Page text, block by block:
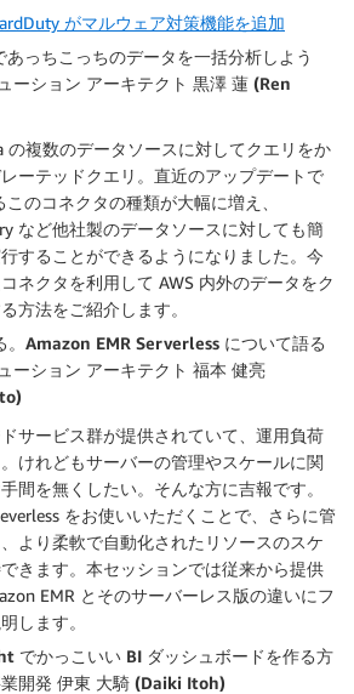
がマルウェア対策機能を追加
っちこっちのデータを一括分析しよう
ーション アーキテクト 黒澤 蓮 (Ren
の複数のデータソースに対してクエリをか
ーテッドクエリ。直近のアップデートで
このコネクタの種類が大幅に増え、
など他社製のデータソースに対しても簡
することができるようになりました。今
ネクタを利用して AWS 内外のデータをク
方法をご紹介します。
。Amazon EMR Serverless について語る
ーション アーキテクト 福本 健亮
サービス群が提供されていて、運用負荷
けれどもサーバーの管理やスケールに関
間を無くしたい。そんな方に吉報です。
をお使いいただくことで、さらに管
より柔軟で自動化されたリソースのスケ
きます。本セッションでは従来から提供
EMR とそのサーバーレス版の違いにフ
します。
でかっこいい BI ダッシュボードを作る方
開発 伊東 大騎 (Daiki Itoh)